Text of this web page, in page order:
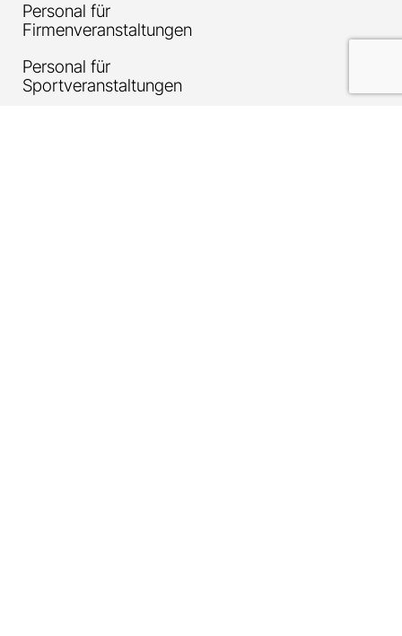
Personal für
Firmenveranstaltungen
Personal für
Sportveranstaltungen